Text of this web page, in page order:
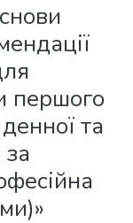
першого
та